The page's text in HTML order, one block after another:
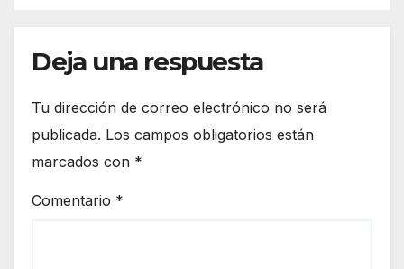
Deja una respuesta
Tu dirección de correo electrónico no será
publicada. Los campos obligatorios están
marcados con *
Comentario *